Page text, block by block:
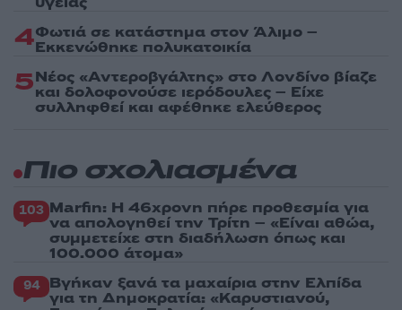
4Φωτιά σε κατάστημα στον Άλιμο –
Εκκενώθηκε πολυκατοικία
5Νέος «Αντεροβγάλτης» στο Λονδίνο βίαζε
και δολοφονούσε ιερόδουλες – Είχε
συλληφθεί και αφέθηκε ελεύθερος
Πιο σχολιασμένα
103 Marfin: Η 46χρονη πήρε προθεσμία για
να απολογηθεί την Τρίτη – «Είναι αθώα,
συμμετείχε στη διαδήλωση όπως και
100.000 άτομα»
94 Βγήκαν ξανά τα μαχαίρια στην Ελπίδα
για τη Δημοκρατία: «Καρυστιανού,